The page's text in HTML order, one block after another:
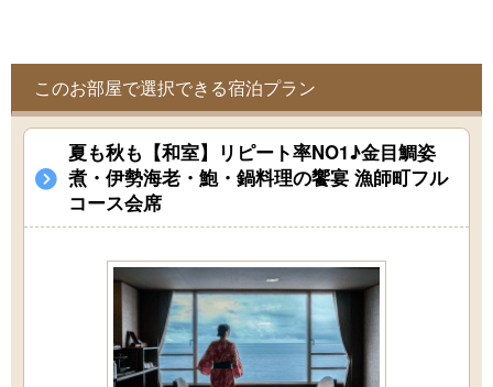
このお部屋で選択できる宿泊プラン
夏も秋も【和室】リピート率NO1♪金目鯛姿
煮・伊勢海老・鮑・鍋料理の饗宴 漁師町フル
コース会席